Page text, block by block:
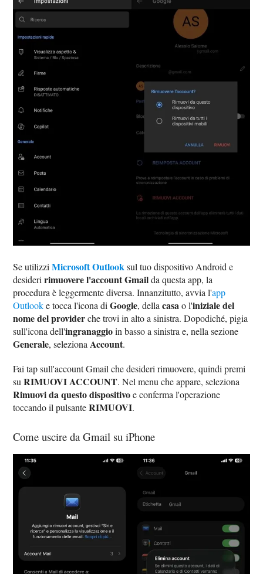
Se utilizziMicrosoft Outlooksul tuo dispositivo Android e
desideririmuovere l'account Gmailda questa app, la
procedura è leggermente diversa. Innanzitutto, avvia l'app
Outlooke tocca l'icona diGoogle, dellacasao l'iniziale del
nome del providerche trovi in alto a sinistra. Dopodiché, pigia
sull'icona dell'ingranaggioin basso a sinistra e, nella sezione
Generale, selezionaAccount.
Fai tap sull'account Gmail che desideri rimuovere, quindi premi
suRIMUOVI ACCOUNT. Nel menu che appare, seleziona
Rimuovi da questo dispositivoe conferma l'operazione
toccando il pulsanteRIMUOVI.
Come uscire da Gmail su iPhone